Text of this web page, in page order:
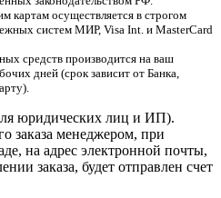
картам осуществляется в строгом
систем МИР, Visa Int. и MasterCard
средств производится на ваш
дней (срок зависит от Банка,
юридических лиц и ИП).
заказа менеджером, при
на адрес электронной почты,
заказа, будет отправлен счет